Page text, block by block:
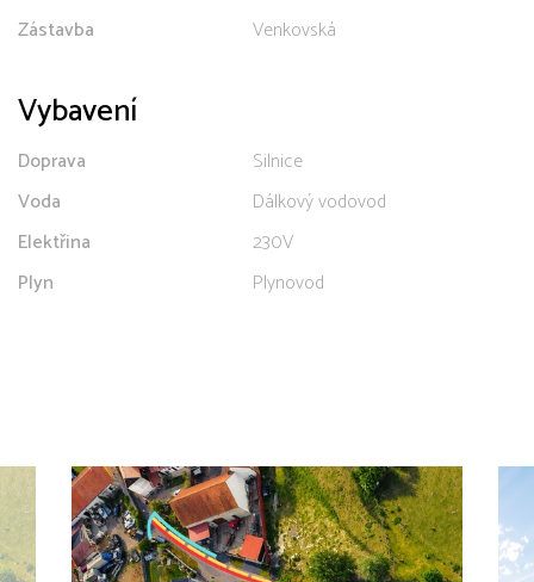
Zástavba
Venkovská
Vybavení
Doprava
Silnice
Voda
Dálkový vodovod
Elektřina
230V
Plyn
Plynovod